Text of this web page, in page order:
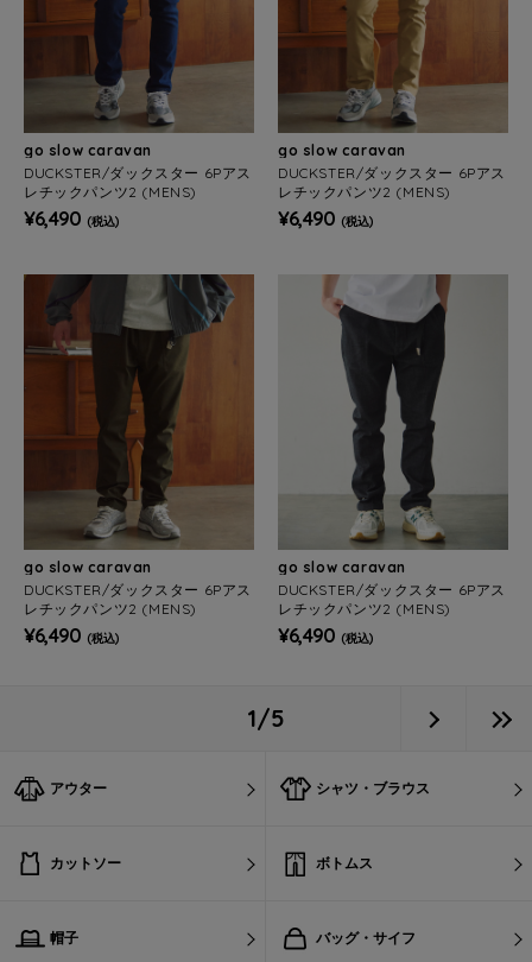
go slow caravan
DUCKSTER/ダックスター 6Pアス
レチックパンツ2 (MENS)
¥6,490 (税込)
go slow caravan
DUCKSTER/ダックスター 6Pアス
レチックパンツ2 (MENS)
¥6,490 (税込)
go slow caravan
DUCKSTER/ダックスター 6Pアス
レチックパンツ2 (MENS)
¥6,490 (税込)
go slow caravan
DUCKSTER/ダックスター 6Pアス
レチックパンツ2 (MENS)
¥6,490 (税込)
1/5
アウター シャツ・ブラウス
カットソー ボトムス
帽子 バッグ・サイフ